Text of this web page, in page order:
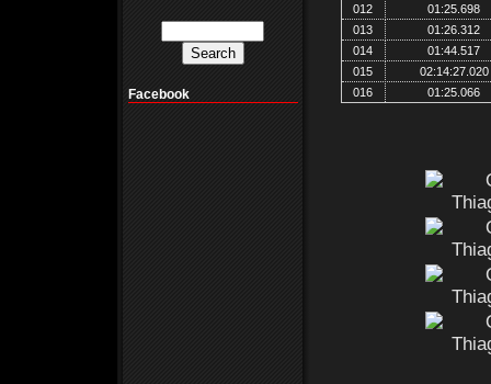
012
01:25.698
013
01:26.312
014
01:44.517
015
02:14:27.020
016
01:25.066
Facebook